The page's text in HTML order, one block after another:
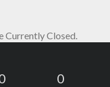
Currently Closed.
0